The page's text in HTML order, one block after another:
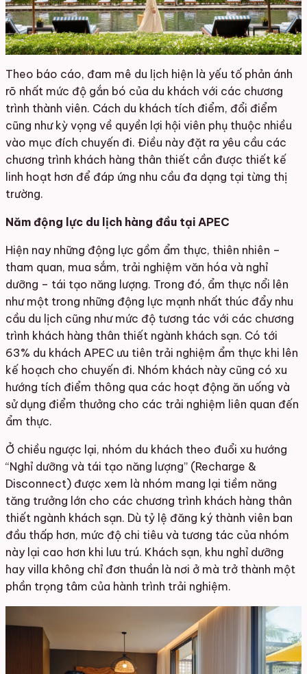
Theo báo cáo, đam mê du lịch hiện là yếu tố phản ánh
rõ nhất mức độ gắn bó của du khách với các chương
trình thành viên. Cách du khách tích điểm, đổi điểm
cũng như kỳ vọng về quyền lợi hội viên phụ thuộc nhiều
vào mục đích chuyến đi. Điều này đặt ra yêu cầu các
chương trình khách hàng thân thiết cần được thiết kế
linh hoạt hơn để đáp ứng nhu cầu đa dạng tại từng thị
trường.
Năm động lực du lịch hàng đầu tại APEC
Hiện nay những động lực gồm ẩm thực, thiên nhiên –
tham quan, mua sắm, trải nghiệm văn hóa và nghỉ
dưỡng – tái tạo năng lượng. Trong đó, ẩm thực nổi lên
như một trong những động lực mạnh nhất thúc đẩy nhu
cầu du lịch cũng như mức độ tương tác với các chương
trình khách hàng thân thiết ngành khách sạn. Có tới
63% du khách APEC ưu tiên trải nghiệm ẩm thực khi lên
kế hoạch cho chuyến đi. Nhóm khách này cũng có xu
hướng tích điểm thông qua các hoạt động ăn uống và
sử dụng điểm thưởng cho các trải nghiệm liên quan đến
ẩm thực.
Ở chiều ngược lại, nhóm du khách theo đuổi xu hướng
“Nghỉ dưỡng và tái tạo năng lượng” (Recharge &
Disconnect) được xem là nhóm mang lại tiềm năng
tăng trưởng lớn cho các chương trình khách hàng thân
thiết ngành khách sạn. Dù tỷ lệ đăng ký thành viên ban
đầu thấp hơn, mức độ chi tiêu và tương tác của nhóm
này lại cao hơn khi lưu trú. Khách sạn, khu nghỉ dưỡng
hay villa không chỉ đơn thuần là nơi ở mà trở thành một
phần trọng tâm của hành trình trải nghiệm.